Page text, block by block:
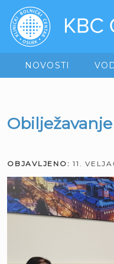
NOVOSTI
OBJAVLJENO: 11.